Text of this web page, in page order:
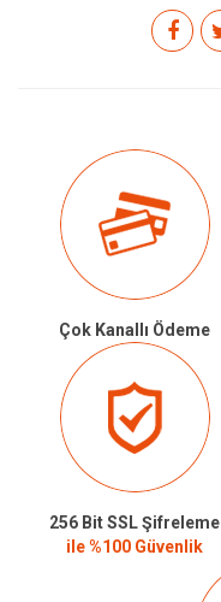
Çok Kanallı Ödeme
256 Bit SSL Şifreleme
ile %100 Güvenlik